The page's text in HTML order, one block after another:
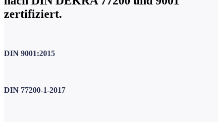
zertifiziert.
DIN 9001:2015
DIN 77200-1-2017